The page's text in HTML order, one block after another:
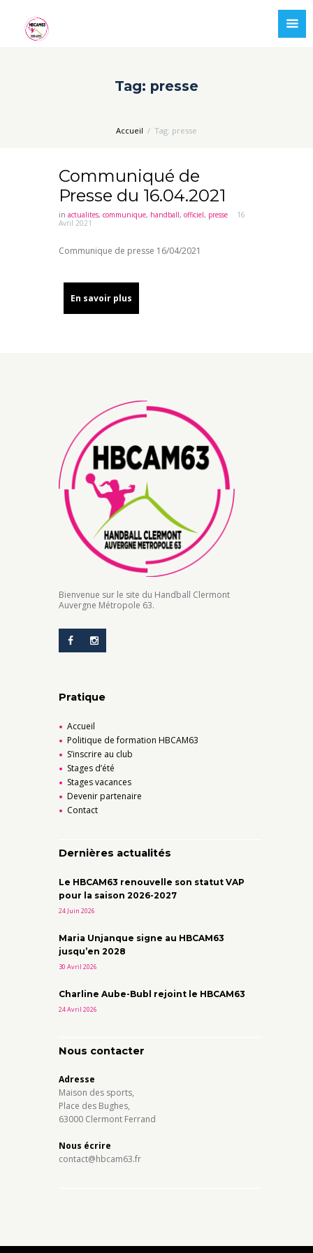
Tag: presse
Accueil Tag: presse
Communiqué de
Presse du 16.04.2021
in actualites, communique, handball, officiel, presse
16
Avril 2021
Communique de presse 16/04/2021
En savoir plus
Bienvenue sur le site du Handball Clermont
Auvergne Métropole 63.
Pratique
Accueil
Politique de formation HBCAM63
S’inscrire au club
Stages d’été
Stages vacances
Devenir partenaire
Contact
Dernières actualités
Le HBCAM63 renouvelle son statut VAP
pour la saison 2026-2027
24 Juin 2026
Maria Unjanque signe au HBCAM63
jusqu’en 2028
30 Avril 2026
Charline Aube-Bubl rejoint le HBCAM63
24 Avril 2026
Nous contacter
Adresse
Maison des sports,
Place des Bughes,
63000 Clermont Ferrand
Nous écrire
contact@hbcam63.fr